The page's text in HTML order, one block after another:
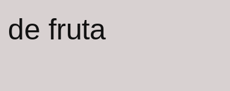
fruta